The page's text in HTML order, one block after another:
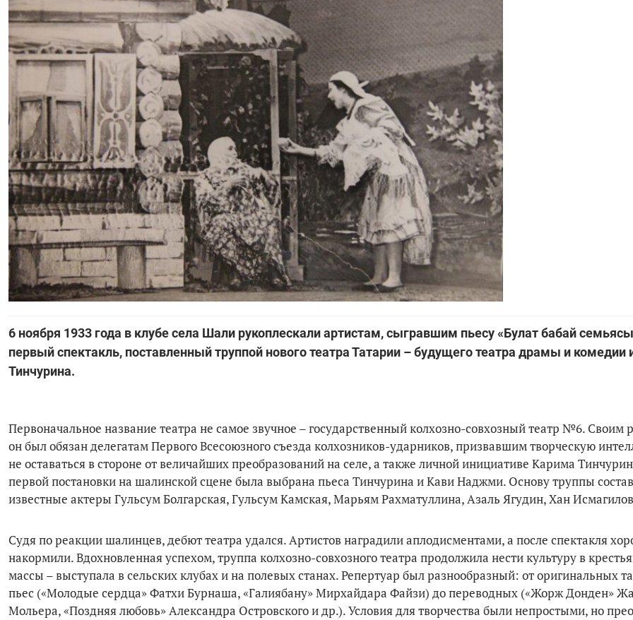
6 ноября 1933 года в клубе села Шали рукоплескали артистам, сыгравшим пьесу «Булат бабай
первый спектакль, поставленный труппой нового театра Татарии – будущего театра драмы и комедии
Тинчурина.
Первоначальное название театра не самое звучное – государственный колхозно-совхозный театр №6. Своим
он был обязан делегатам Первого Всесоюзного съезда колхозников-ударников, призвавшим творческую
не оставаться в стороне от величайших преобразований на селе, а также личной инициативе Карима
первой постановки на шалинской сцене была выбрана пьеса Тинчурина и Кави Наджми. Основу труппы
известные актеры Гульсум Болгарская, Гульсум Камская, Марьям Рахматуллина, Азаль Ягудин, Хан
Судя по реакции шалинцев, дебют театра удался. Артистов наградили аплодисментами, а после спектакля
накормили. Вдохновленная успехом, труппа колхозно-совхозного театра продолжила нести культуру в
массы – выступала в сельских клубах и на полевых станах. Репертуар был разнообразный: от оригинальных
пьес («Молодые сердца» Фатхи Бурнаша, «Галиябану» Мирхайдара Файзи) до переводных («Жорж Донден»
Мольера, «Поздняя любовь» Александра Островского и др.). Условия для творчества были непростыми, но